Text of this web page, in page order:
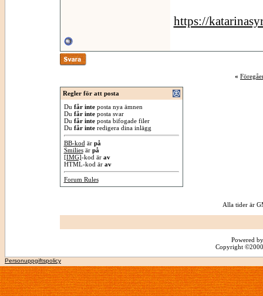
https://
«
Regler för att posta
Du får inteposta nya ämnen
Du får inteposta svar
Du får inteposta bifogade filer
Du får interedigera dina inlägg
BB-kod är på
Smiliesär på
[IMG]-kod är av
HTML-kod är av
Forum Rules
Alla tider är
Powered
Copyright
Personuppgiftspolicy